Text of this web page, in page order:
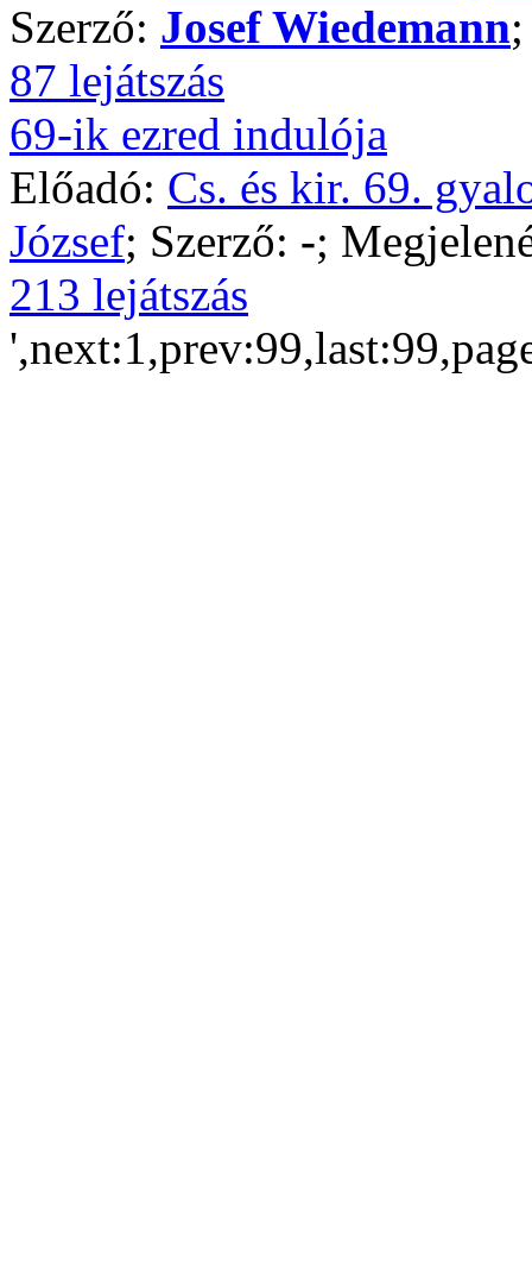
Szerző: Josef Wiedemann
87 lejátszás
69-ik ezred indulója
Előadó: Cs. és kir. 69.
József; Szerző: -;
213 lejátszás